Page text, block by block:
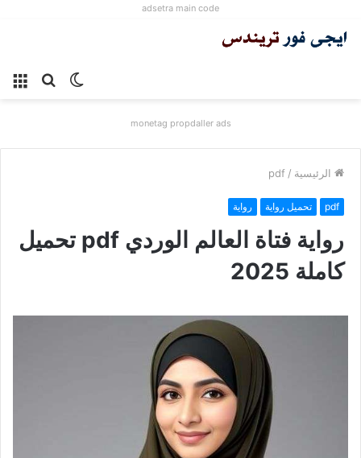
adsetra main code
بحث الوضع
monetag propdaller ads
الرئيسية /
pdf
pdf تحميل رواية رواية
رواية فتاة العالم الوردي pdf تحميل
كاملة 2025